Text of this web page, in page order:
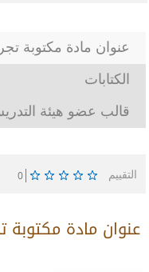
قالب عضو هيئة
الكتابات
عنوان مادة مكتوبة
التقييم 0
عنوان مادة مكتوبة